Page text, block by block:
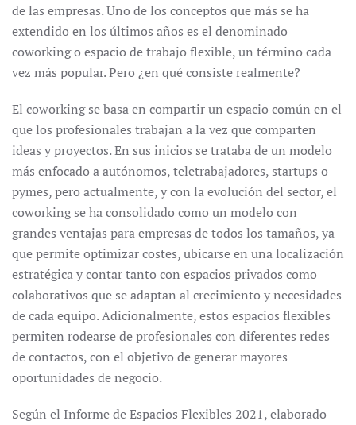
de las empresas. Uno de los conceptos que más se ha
extendido en los últimos años es el denominado
coworking o espacio de trabajo flexible, un término cada
vez más popular. Pero ¿en qué consiste realmente?
El coworking se basa en compartir un espacio común en el
que los profesionales trabajan a la vez que comparten
ideas y proyectos. En sus inicios se trataba de un modelo
más enfocado a autónomos, teletrabajadores, startups o
pymes, pero actualmente, y con la evolución del sector, el
coworking se ha consolidado como un modelo con
grandes ventajas para empresas de todos los tamaños, ya
que permite optimizar costes, ubicarse en una localización
estratégica y contar tanto con espacios privados como
colaborativos que se adaptan al crecimiento y necesidades
de cada equipo. Adicionalmente, estos espacios flexibles
permiten rodearse de profesionales con diferentes redes
de contactos, con el objetivo de generar mayores
oportunidades de negocio.
Según el Informe de Espacios Flexibles 2021, elaborado